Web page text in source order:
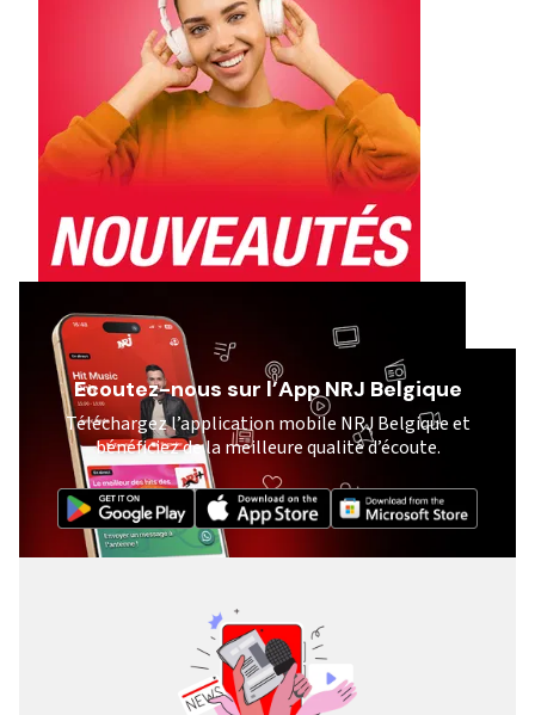
Ecoutez-nous sur l’App NRJ Belgique
Téléchargez l’application mobile NRJ Belgique et
bénéficiez de la meilleure qualité d’écoute.